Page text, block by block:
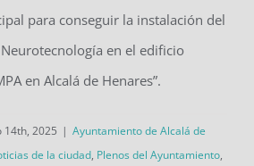
para conseguir la instalación del
en el edificio
en Alcalá de Henares”.
14th, 2025 | Ayuntamiento de Alcalá de
de la ciudad, Plenos del Ayuntamiento,